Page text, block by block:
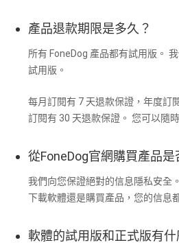
產品退款期限是多久？
所有 FoneDog 產品都有試用版。
試用版。
每月訂閱有 7 天退款保證，年度訂
訂閱有 30 天退款保證。 您可以隨
從FoneDog官網購買產品是
我們向您保證絕對的信息隱私安全
下載軟體還是購買產品，您的信息
軟體的試用版和正式版有什